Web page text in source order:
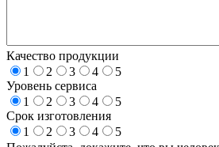
Качество продукции
1
2 3 4
5
Уровень сервиса
1
2 3 4
5
Срок изготовления
1
2 3 4
5